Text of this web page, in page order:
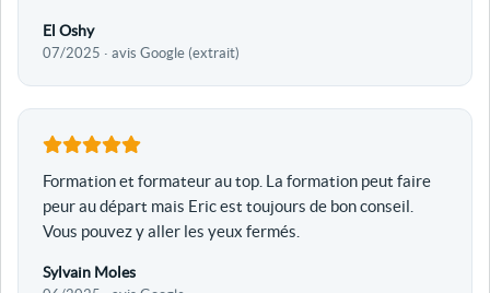
El Oshy
07/2025 · avis Google (extrait)
Formation et formateur au top. La formation peut faire
peur au départ mais Eric est toujours de bon conseil.
Vous pouvez y aller les yeux fermés.
Sylvain Moles